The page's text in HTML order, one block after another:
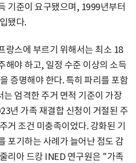
기준이 요구됐으며, 1999년부터
됐다.
랑스에 부르기 위해서는 최소 18
해야 하고, 일정 수준 이상의 소득
증명해야 한다. 특히 파리를 포함
엄격한 주거 면적 기준이 가장
년 가족 재결합 신청이 거절된 주
거 조건 미충족이었다. 강화된 기
포기하는 사례가 늘어난 점도 감
리아 드캉 INED 연구원은 "가족